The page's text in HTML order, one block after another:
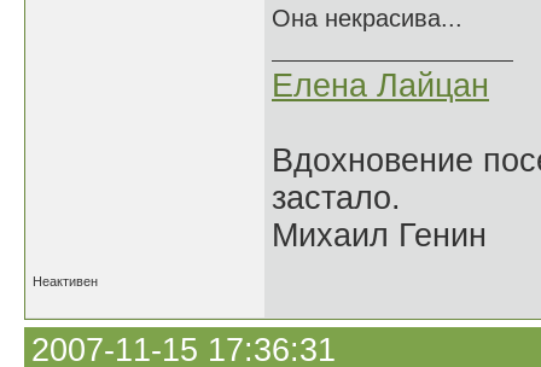
Она некрасива...
Елена Лайцан
Вдохновение
застало.
Михаил Генин
Неактивен
2007-11-15 17:36:31